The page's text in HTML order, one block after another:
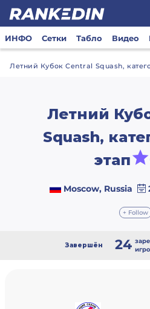
ИНФО Сетки Табло Видео
Летний Кубок Central Squash,
Летний
Squash,
этап
Moscow, Russia
+ Follow
Завершён 24